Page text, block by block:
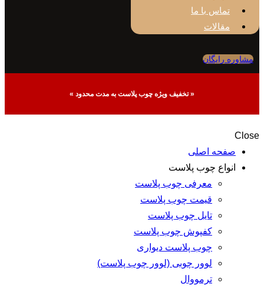
با ما
« تخفیف ویژه چوب پلاست به مدت محدود »
اصلی
چوب پلاست
معرفی چوب پلاست
قیمت چوب پلاست
تایل چوب پلاست
کفپوش چوب پلاست
چوب پلاست دیواری
لوور چوبی (لوور چوب پلاست)
ترمووال